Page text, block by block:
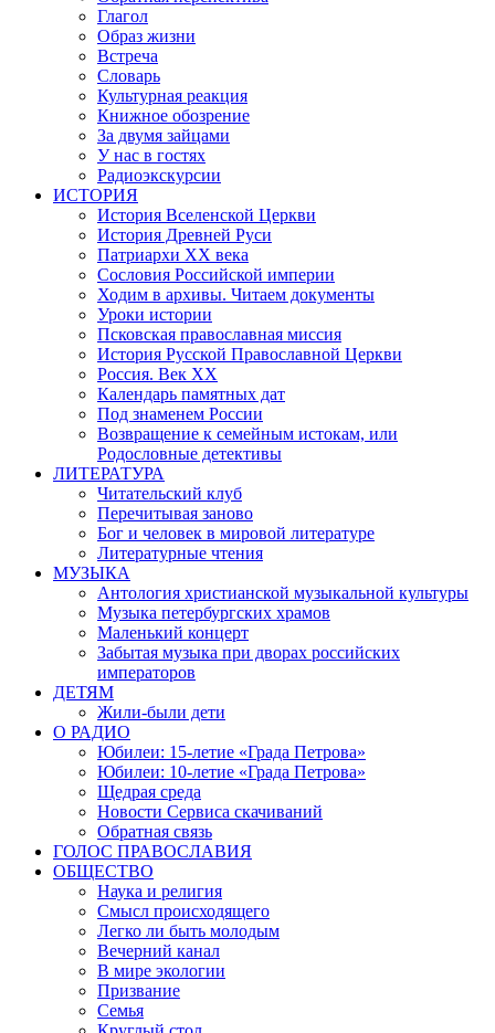
Глагол
Образ жизни
Встреча
Словарь
Культурная реакция
Книжное обозрение
За двумя зайцами
У нас в гостях
Радиоэкскурсии
ИСТОРИЯ
История Вселенской Церкви
История Древней Руси
Патриархи XX века
Сословия Российской империи
Ходим в архивы. Читаем документы
Уроки истории
Псковская православная миссия
История Русской Православной Церкви
Россия. Век ХХ
Календарь памятных дат
Под знаменем России
Возвращение к семейным истокам, или
Родословные детективы
ЛИТЕРАТУРА
Читательский клуб
Перечитывая заново
Бог и человек в мировой литературе
Литературные чтения
МУЗЫКА
Антология христианской музыкальной культуры
Музыка петербургских храмов
Маленький концерт
Забытая музыка при дворах российских
императоров
ДЕТЯМ
Жили-были дети
О РАДИО
Юбилеи: 15-летие «Града Петрова»
Юбилеи: 10-летие «Града Петрова»
Щедрая среда
Новости Сервиса скачиваний
Обратная связь
ГОЛОС ПРАВОСЛАВИЯ
ОБЩЕСТВО
Наука и религия
Смысл происходящего
Легко ли быть молодым
Вечерний канал
В мире экологии
Призвание
Семья